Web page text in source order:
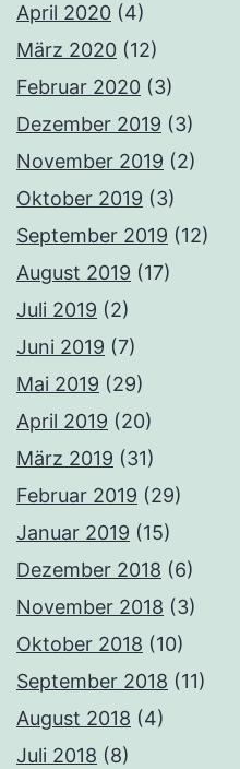
April 2020 (4)
März 2020 (12)
Februar 2020 (3)
Dezember 2019 (3)
November 2019 (2)
Oktober 2019 (3)
September 2019 (12)
August 2019 (17)
Juli 2019 (2)
Juni 2019 (7)
Mai 2019 (29)
April 2019 (20)
März 2019 (31)
Februar 2019 (29)
Januar 2019 (15)
Dezember 2018 (6)
November 2018 (3)
Oktober 2018 (10)
September 2018 (11)
August 2018 (4)
Juli 2018 (8)